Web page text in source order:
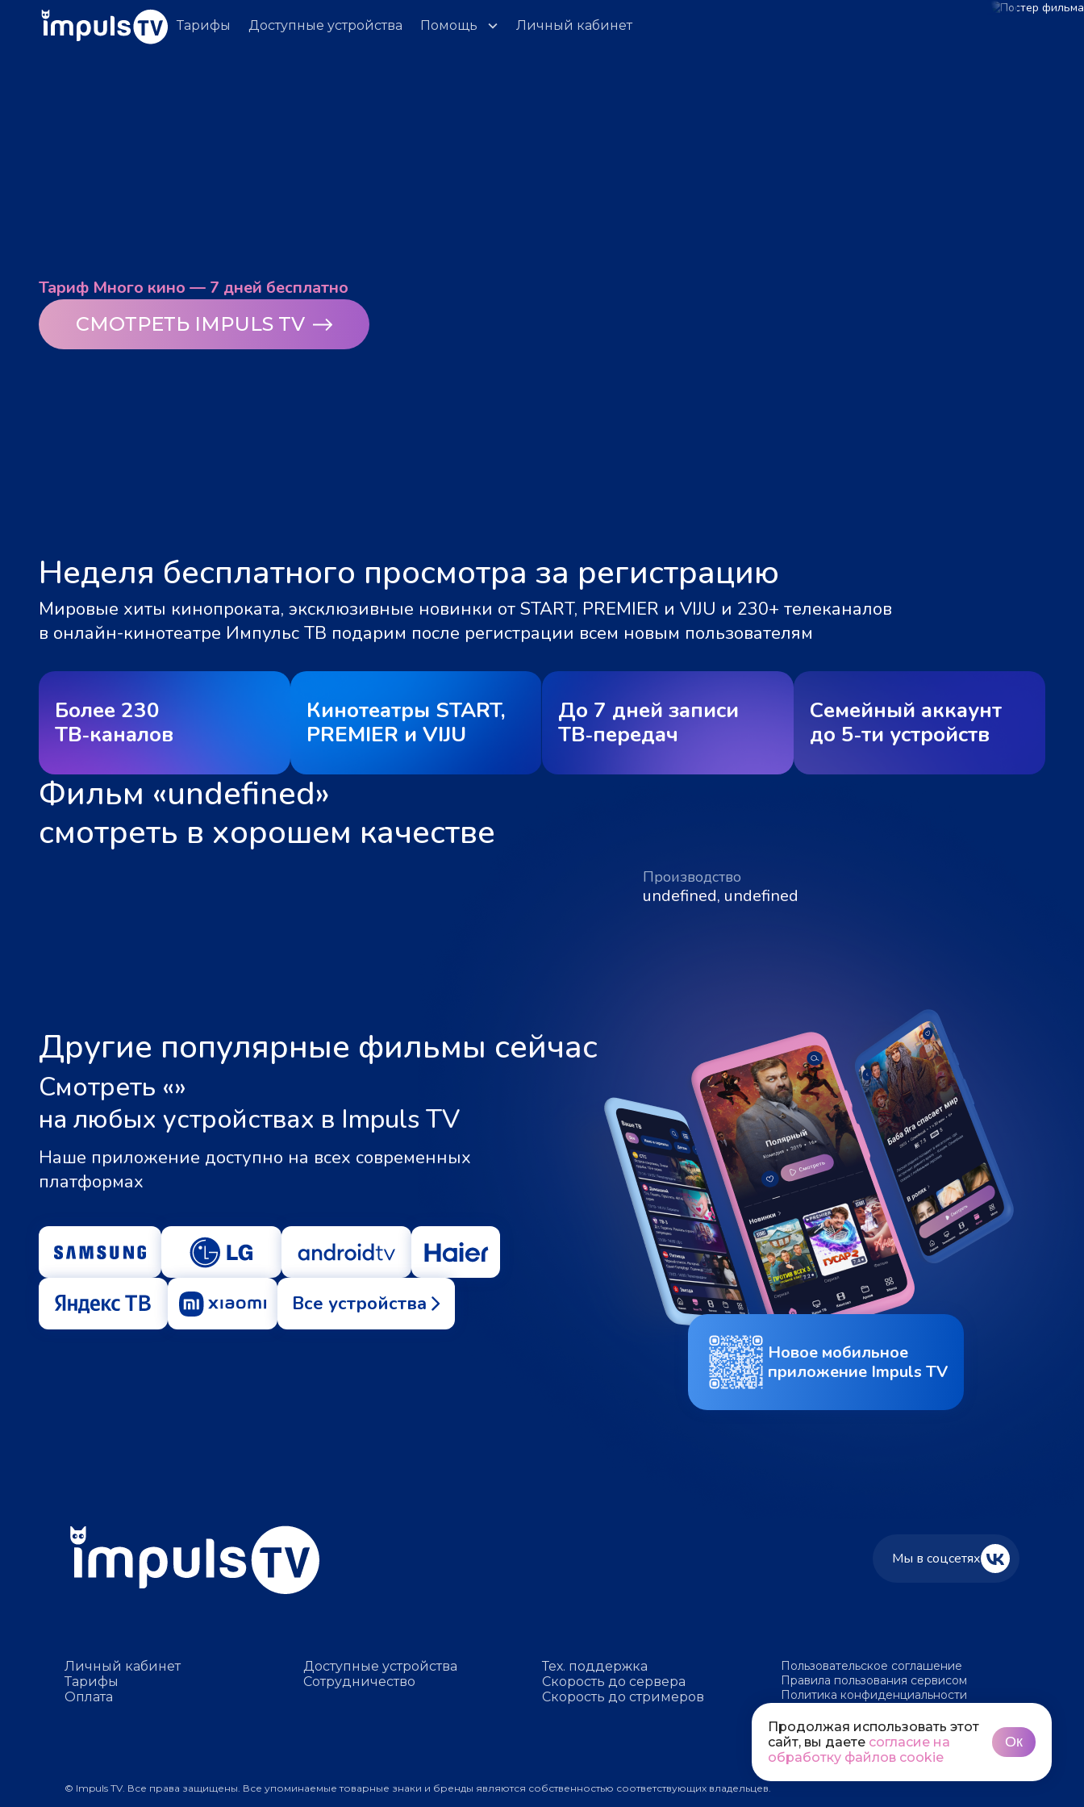
Тарифы Доступные устройства Помощь Личный кабинет
Тариф Много кино — 7 дней бесплатно
СМОТРЕТЬ IMPULS TV
Неделя бесплатного просмотра за регистрацию
Мировые хиты кинопроката, эксклюзивные новинки от START, PREMIER и VIJU и 230+ телеканалов
в онлайн-кинотеатре Импульс ТВ подарим после регистрации всем новым пользователям
Более 230
ТВ‑каналов
Кинотеатры START,
PREMIER и VIJU
До 7 дней записи
ТВ‑передач
Семейный аккаунт
до 5‑ти устройств
Фильм «undefined»
смотреть в хорошем качестве
Производство
undefined, undefined
Другие популярные фильмы сейчас
Смотреть «»
на любых устройствах в Impuls TV
Наше приложение доступно на всех современных
платформах
Все устройства
Новое мобильное
приложение Impuls TV
Мы в соцсетях
Личный кабинет
Тарифы
Оплата
Доступные устройства
Сотрудничество
Тех. поддержка
Скорость до сервера
Скорость до стримеров
Пользовательское соглашение
Правила пользования сервисом
Политика конфиденциальности
© Impuls TV. Все права защищены. Все упоминаемые товарные знаки и бренды являются собственностью соответствующих владельцев.
Продолжая использовать этот
сайт, вы даете согласие на
обработку файлов cookie
Ок